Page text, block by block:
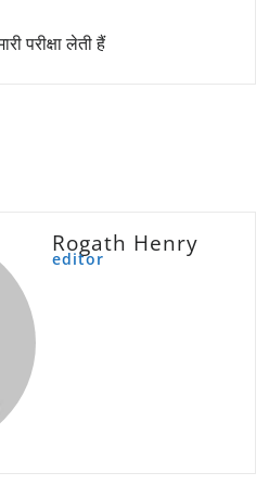
परीक्षा लेती हैं
Rogath Henry
editor